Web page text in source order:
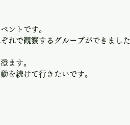
ントです。
れで観察するグループができまし
ます。
を続けて行きたいです。